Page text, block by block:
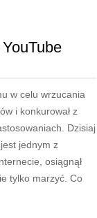
w celu wrzucania
i konkurował z
Dzisiaj
jednym z
osiągnął
tylko marzyć. Co